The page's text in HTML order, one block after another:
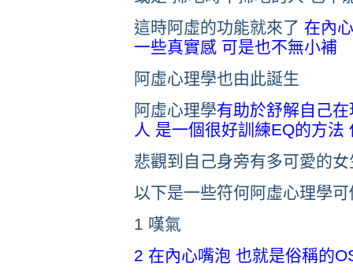
這時阿虛的功能就來了 在內
一些真實感 可是也不無小補
阿虛心理學也由此誕生
阿虛心理學有助於舒解自己
人 是一個很好訓練EQ的方法
悲觀到自己身旁有多可愛的
以下是一些符何阿虛心理學
1 嘆氣
2 在內心嘴泡 也就是俗稱的